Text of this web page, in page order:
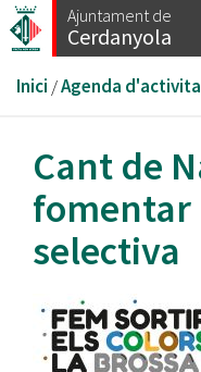
Vés
al
Ajuntament de
Cerdanyola
Esteu
aquí
Inici /Agenda
Cant de
fomentar
selectiva